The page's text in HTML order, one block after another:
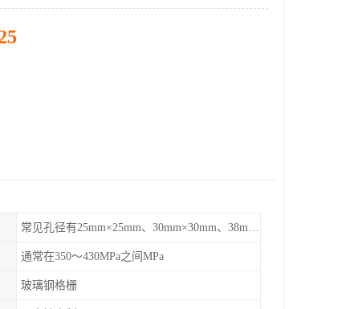
常见孔径有25mm×25mm、30mm×30mm、38mm×38mm等,
通常在350～430MPa之间MPa
玻璃钢格栅